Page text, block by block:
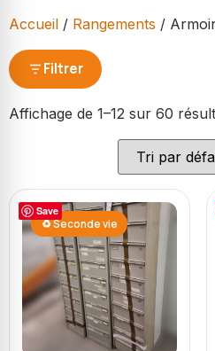
Accueil / Rangements /
Filtrer
Affichage de 1–12 sur 60
Save
♻ Seconde vie